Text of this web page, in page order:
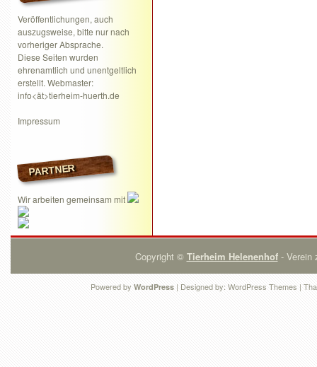
Veröffentlichungen, auch
auszugsweise, bitte nur nach
vorheriger Absprache.
Diese Seiten wurden
ehrenamtlich und unentgeltlich
erstellt. Webmaster:
info<ät>tierheim-huerth.de
Impressum
PARTNER
Wir arbeiten gemeinsam mit
Copyright © Tierheim Helenenhof- Verein
Powered by WordPress | Designed by: WordPress Themes |